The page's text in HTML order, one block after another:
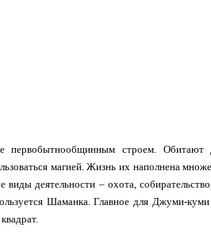
первобытнообщинным строем.
магией. Жизнь их наполнена
деятельности – охота,
Шаманка. Главное для Джуми-